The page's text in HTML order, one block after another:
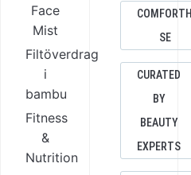
Face
Mist
Filtöverdrag
i
bambu
Fitness
&
Nutrition
COMFORTH
SE
CURATED
BY
BEAUTY
EXPERTS